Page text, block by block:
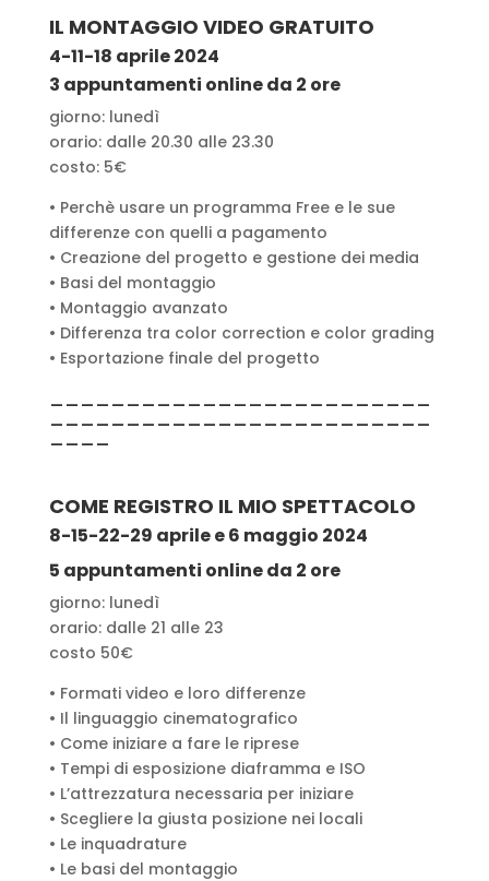
IL MONTAGGIO VIDEO GRATUITO
4-11-18 aprile 2024
3 appuntamenti online da 2 ore
giorno: lunedì
orario: dalle 20.30 alle 23.30
costo: 5€
• Perchè usare un programma Free e le sue
differenze con quelli a pagamento
• Creazione del progetto e gestione dei media
• Basi del montaggio
• Montaggio avanzato
• Differenza tra color correction e color grading
• Esportazione finale del progetto
_________________________
____
COME REGISTRO IL MIO SPETTACOLO
8-15-22-29 aprile e 6 maggio 2024
5 appuntamenti online da 2 ore
giorno: lunedì
orario: dalle 21 alle 23
costo 50€
• Formati video e loro differenze
• Il linguaggio cinematografico
• Come iniziare a fare le riprese
• Tempi di esposizione diaframma e ISO
• L’attrezzatura necessaria per iniziare
• Scegliere la giusta posizione nei locali
• Le inquadrature
• Le basi del montaggio